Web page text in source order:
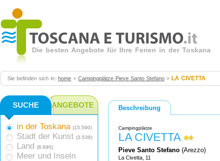
Die besten Angebote für Ihre Ferien in der Toskana
Sie befinden sich in: home > Campingplätze Pieve Santo Stefano > LA CIVETTA
Beschreibung
Campingplätze
LA CIVETTA
Pieve Santo Stefano (Arezzo)
La Civetta, 11
SUCHE ANGEBOTE
in der Toskana (15.590)
Stadt der Kunst (3.538)
Land (8.690)
Meer und Inseln